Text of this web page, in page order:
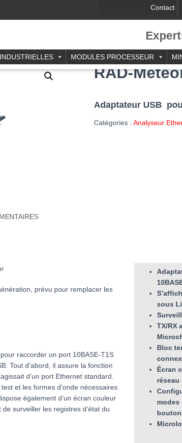
Contact
MODULES PROCESSEUR
RAD-
Adaptateur USB
Catégories : Analyseur
prévu pour remplacer les
raccorder un port 10BASE-T1S
Tout d’abord, il assure la fonction
d’un port Ethernet standard.
et les formes d’onde nécessaires
également d’un écran couleur
surveiller les registres d’état du
sous
TX/RX
Bloc
Écran
réseau
modes